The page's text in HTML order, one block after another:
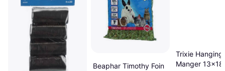
Beaphar Timothy Foin
Trixie Hanging
Manger